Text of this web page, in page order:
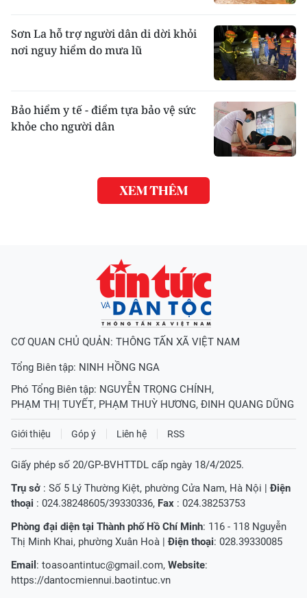
Sơn La hỗ trợ người dân di dời khỏi
nơi nguy hiểm do mưa lũ
Bảo hiểm y tế - điểm tựa bảo vệ sức
khỏe cho người dân
XEM THÊM
CƠ QUAN CHỦ QUẢN: THÔNG TẤN XÃ VIỆT NAM
Tổng Biên tập: NINH HỒNG NGA
Phó Tổng Biên tập: NGUYỄN TRỌNG CHÍNH,
PHẠM THỊ TUYẾT, PHẠM THUỲ HƯƠNG, ĐINH QUANG DŨNG
Giới thiệu Góp ý Liên hệ RSS
Giấy phép số 20/GP-BVHTTDL cấp ngày 18/4/2025.
Trụ sở : Số 5 Lý Thường Kiệt, phường Cửa Nam, Hà Nội |Điện
thoại : 024.38248605/39330336, Fax : 024.38253753
Phòng đại diện tại Thành phố Hồ Chí Minh: 116 - 118 Nguyễn
Thị Minh Khai, phường Xuân Hoà |Điện thoại: 028.39330085
Email : toasoantintuc@gmail.com, Website:
https://dantocmiennui.baotintuc.vn